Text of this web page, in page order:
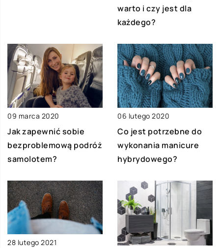
warto i czy jest dla
każdego?
09 marca 2020
Jak zapewnić sobie
bezproblemową podróż
samolotem?
06 lutego 2020
Co jest potrzebne do
wykonania manicure
hybrydowego?
28 lutego 2021